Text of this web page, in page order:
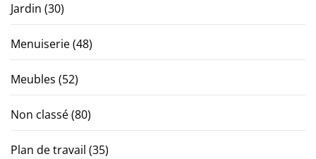
Jardin (30)
Menuiserie(48)
Meubles (52)
Non classé(80)
Plan de travail (35)